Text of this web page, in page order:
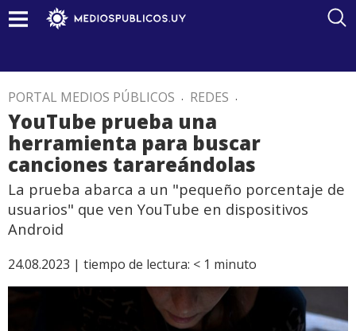
PORTAL MEDIOS PÚBLICOS . REDES .
YouTube prueba una
herramienta para buscar
canciones tarareándolas
La prueba abarca a un "pequeño porcentaje de
usuarios" que ven YouTube en dispositivos
Android
24.08.2023 | tiempo de lectura: < 1 minuto